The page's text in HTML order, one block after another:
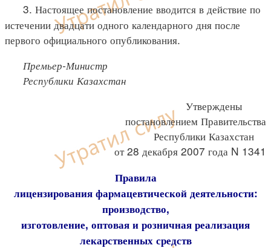
3. Настоящее постановление вводится в действие по
истечении двадцати одного календарного дня после
первого официального опубликования.
Премьер-Министр
Республики Казахстан
Утверждены
постановлением Правительства
Республики Казахстан
от 28 декабря 2007 года N 1341
Правила
лицензирования фармацевтической деятельности:
производство,
изготовление, оптовая и розничная реализация
лекарственных средств